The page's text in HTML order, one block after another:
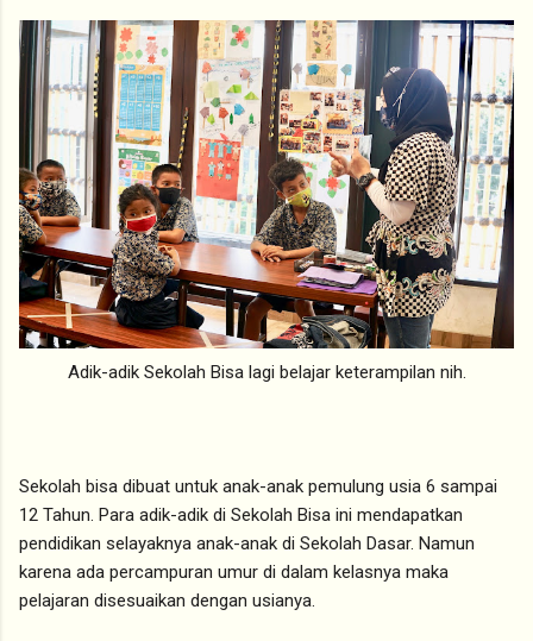
Adik-adik Sekolah Bisa lagi belajar keterampilan nih.
Sekolah bisa dibuat untuk anak-anak pemulung usia 6 sampai
12 Tahun. Para adik-adik di Sekolah Bisa ini mendapatkan
pendidikan selayaknya anak-anak di Sekolah Dasar. Namun
karena ada percampuran umur di dalam kelasnya maka
pelajaran disesuaikan dengan usianya.